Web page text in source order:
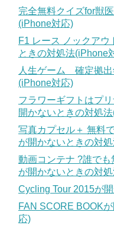
完全無料クイズfor獣
(iPhone対応)
F1 レース ノックア
ときの対処法(iPhone
人生ゲーム 確定拠出
(iPhone対応)
フラワーギフトはプ
開かないときの対処
写真カプセル＋ 無料
が開かないときの対
動画コンテナ ?誰で
が開かないときの対
Cycling Tour 2015が
FAN SCORE BOOK
応)